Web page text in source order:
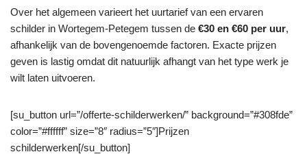
Over het algemeen varieert het uurtarief van een ervaren
schilder in Wortegem-Petegem tussen de €30 en €60 per uur,
afhankelijk van de bovengenoemde factoren. Exacte prijzen
geven is lastig omdat dit natuurlijk afhangt van het type werk je
wilt laten uitvoeren.
[su_button url=”/offerte-schilderwerken/” background=”#308fde”
color=”#ffffff” size=”8″ radius=”5″]Prijzen
schilderwerken[/su_button]